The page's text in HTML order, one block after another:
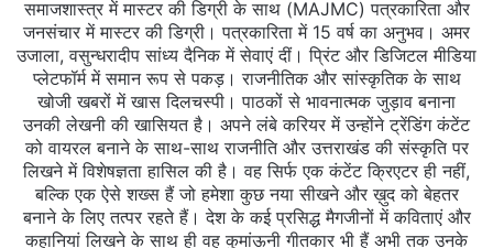
समाजशास्त्र में मास्टर की डिग्री के साथ (MAJMC) पत्रकारिता और
जनसंचार में मास्टर की डिग्री। पत्रकारिता में 15 वर्ष का अनुभव। अमर
उजाला, वसुन्धरादीप सांध्य दैनिक में सेवाएं दीं। प्रिंट और डिजिटल मीडिया
प्लेटफॉर्म में समान रूप से पकड़। राजनीतिक और सांस्कृतिक के साथ
खोजी खबरों में खास दिलचस्‍पी। पाठकों से भावनात्मक जुड़ाव बनाना
उनकी लेखनी की खासियत है। अपने लंबे करियर में उन्होंने ट्रेंडिंग कंटेंट
को वायरल बनाने के साथ-साथ राजनीति और उत्तराखंड की संस्कृति पर
लिखने में विशेषज्ञता हासिल की है। वह सिर्फ एक कंटेंट क्रिएटर ही नहीं,
बल्कि एक ऐसे शख्स हैं जो हमेशा कुछ नया सीखने और ख़ुद को बेहतर
बनाने के लिए तत्पर रहते हैं। देश के कई प्रसिद्ध मैगजीनों में कविताएं और
कहानियां लिखने के साथ ही वह कुमांऊनी गीतकार भी हैं अभी तक उनके